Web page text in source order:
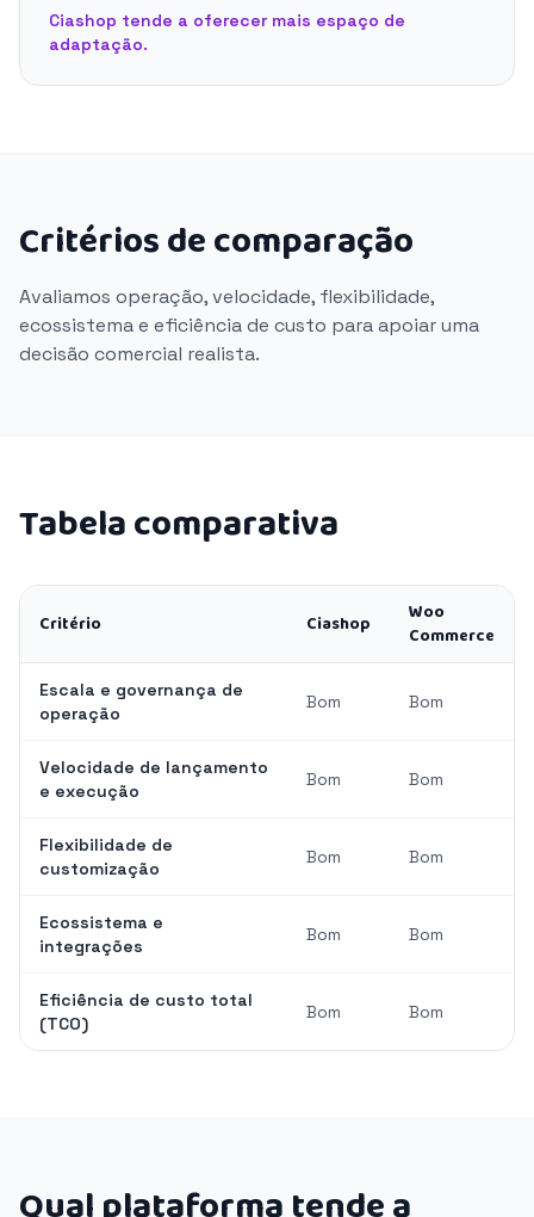
Ciashop tende a oferecer mais espaço de
adaptação.
Critérios de comparação
Avaliamos operação, velocidade, flexibilidade,
ecossistema e eficiência de custo para apoiar uma
decisão comercial realista.
Tabela comparativa
Critério Ciashop
Woo
Commerce
Escala e governança de
operação
Bom Bom
Velocidade de lançamento
e execução
Bom Bom
Flexibilidade de
customização
Bom Bom
Ecossistema e
integrações
Bom Bom
Eficiência de custo total
(TCO)
Bom Bom